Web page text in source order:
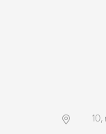
10,